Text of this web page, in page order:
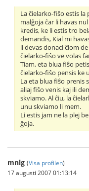
La ĉielarko-fiŝo estis la
malĝoja ĉar li havas
kredis, ke li estis tro
demandis, Kial mi
li devas donaci ĉiom
ĉielarko-fiŝo ve volas
Tiam, eta blua fiŝo
ĉielarko-fiŝo pensis ke
La eta blua fiŝo prenis
aliaj fiŝo venis kaj ili
skviamo. Al ĉiu, la
unu skviamo li mem.
Li estis jam ne la plej
ĝoja.
mnlg (Visa profilen)
17 augusti 2007 01:13:14